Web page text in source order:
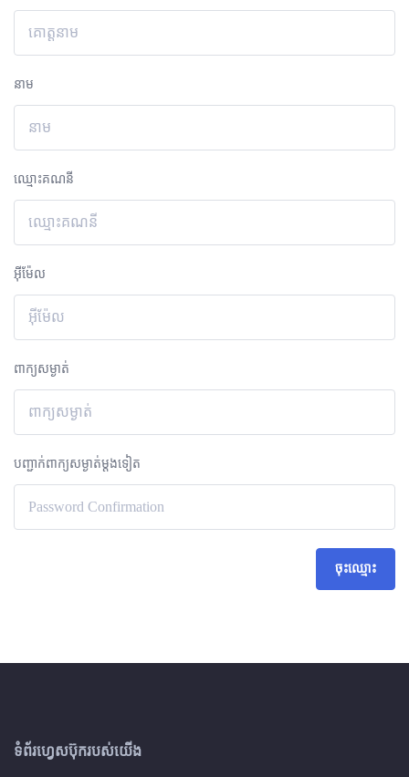
នាម
ឈ្មោះគណនី
អ៊ីម៉ែល
ពាក្យសម្ងាត់
បញ្ជាក់ពាក្យសម្ងាត់ម្តងទៀត
ចុះឈ្មោះ
ទំព័រហ្វេសប៊ុករបស់យើង